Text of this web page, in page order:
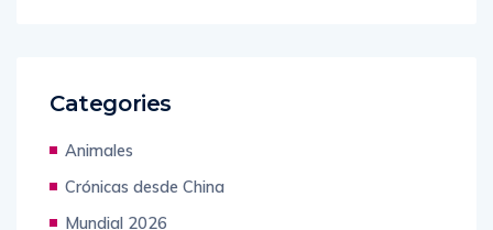
Categories
Animales
Crónicas desde China
Mundial 2026